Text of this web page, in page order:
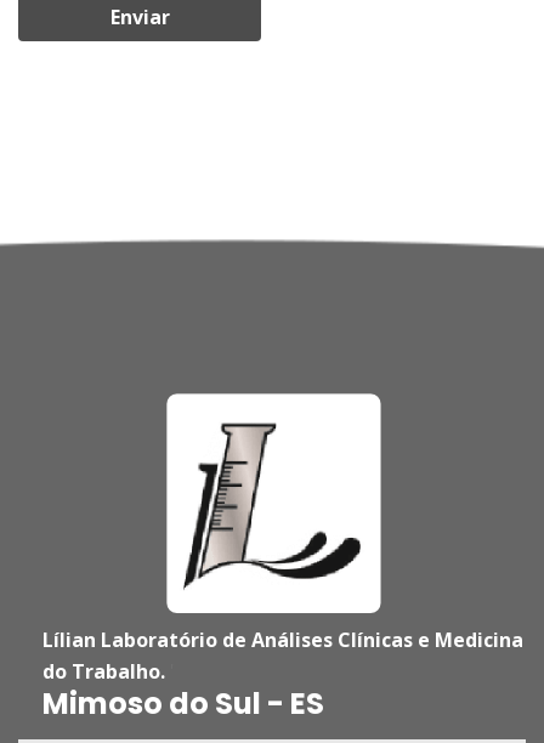
Lílian Laboratório de Análises Clínicas e Medicina
do Trabalho.
Mimoso do Sul - ES